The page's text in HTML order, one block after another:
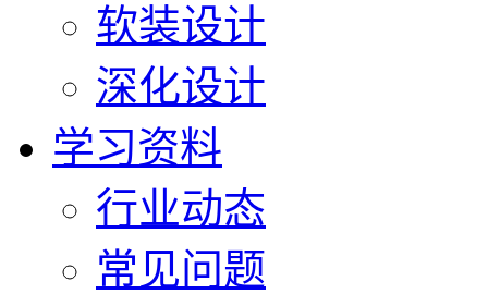
软装设计
深化设计
学习资料
行业动态
常见问题